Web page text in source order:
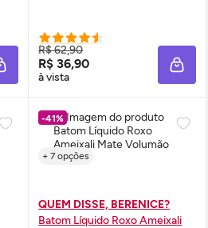
ADICIONAR À SACOLA
R$ 62,90
R$ 36,90
à vista
-41%
+ 7 opções
QUEM DISSE, BERENICE?
Batom Líquido Roxo Ameixali